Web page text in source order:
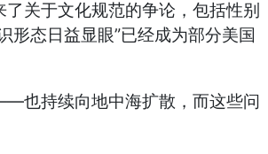
关于文化规范的争论，包括性别
形态日益显眼”已经成为部分美国
也持续向地中海扩散，而这些问